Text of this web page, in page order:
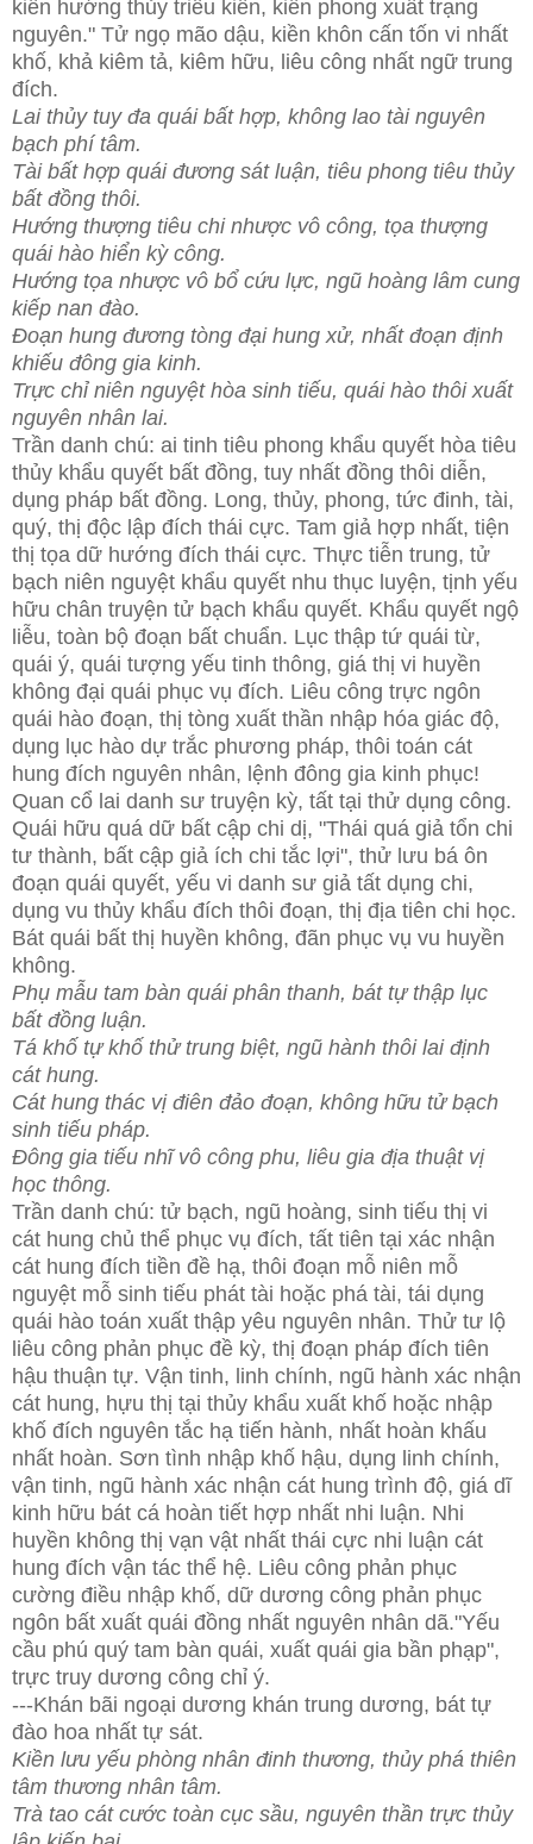
kiền hướng thủy triêu kiền, kiền phong xuất trạng
nguyên." Tử ngọ mão dậu, kiền khôn cấn tốn vi nhất
khố, khả kiêm tả, kiêm hữu, liêu công nhất ngữ trung
đích.
Lai thủy tuy đa quái bất hợp, không lao tài nguyên
bạch phí tâm.
Tài bất hợp quái đương sát luận, tiêu phong tiêu thủy
bất đồng thôi.
Hướng thượng tiêu chi nhược vô công, tọa thượng
quái hào hiển kỳ công.
Hướng tọa nhược vô bổ cứu lực, ngũ hoàng lâm cung
kiếp nan đào.
Đoạn hung đương tòng đại hung xử, nhất đoạn định
khiếu đông gia kinh.
Trực chỉ niên nguyệt hòa sinh tiếu, quái hào thôi xuất
nguyên nhân lai.
Trần danh chú: ai tinh tiêu phong khẩu quyết hòa tiêu
thủy khẩu quyết bất đồng, tuy nhất đồng thôi diễn,
dụng pháp bất đồng. Long, thủy, phong, tức đinh, tài,
quý, thị độc lập đích thái cực. Tam giả hợp nhất, tiện
thị tọa dữ hướng đích thái cực. Thực tiễn trung, tử
bạch niên nguyệt khẩu quyết nhu thục luyện, tịnh yếu
hữu chân truyện tử bạch khẩu quyết. Khẩu quyết ngộ
liễu, toàn bộ đoạn bất chuẩn. Lục thập tứ quái từ,
quái ý, quái tượng yếu tinh thông, giá thị vi huyền
không đại quái phục vụ đích. Liêu công trực ngôn
quái hào đoạn, thị tòng xuất thần nhập hóa giác độ,
dụng lục hào dự trắc phương pháp, thôi toán cát
hung đích nguyên nhân, lệnh đông gia kinh phục!
Quan cổ lai danh sư truyện kỳ, tất tại thử dụng công.
Quái hữu quá dữ bất cập chi dị, "Thái quá giả tổn chi
tư thành, bất cập giả ích chi tắc lợi", thử lưu bá ôn
đoạn quái quyết, yếu vi danh sư giả tất dụng chi,
dụng vu thủy khẩu đích thôi đoạn, thị địa tiên chi học.
Bát quái bất thị huyền không, đãn phục vụ vu huyền
không.
Phụ mẫu tam bàn quái phân thanh, bát tự thập lục
bất đồng luận.
Tá khố tự khố thử trung biệt, ngũ hành thôi lai định
cát hung.
Cát hung thác vị điên đảo đoạn, không hữu tử bạch
sinh tiếu pháp.
Đông gia tiếu nhĩ vô công phu, liêu gia địa thuật vị
học thông.
Trần danh chú: tử bạch, ngũ hoàng, sinh tiếu thị vi
cát hung chủ thể phục vụ đích, tất tiên tại xác nhận
cát hung đích tiền đề hạ, thôi đoạn mỗ niên mỗ
nguyệt mỗ sinh tiếu phát tài hoặc phá tài, tái dụng
quái hào toán xuất thập yêu nguyên nhân. Thử tư lộ
liêu công phản phục đề kỳ, thị đoạn pháp đích tiên
hậu thuận tự. Vận tinh, linh chính, ngũ hành xác nhận
cát hung, hựu thị tại thủy khẩu xuất khố hoặc nhập
khố đích nguyên tắc hạ tiến hành, nhất hoàn khấu
nhất hoàn. Sơn tình nhập khố hậu, dụng linh chính,
vận tinh, ngũ hành xác nhận cát hung trình độ, giá dĩ
kinh hữu bát cá hoàn tiết hợp nhất nhi luận. Nhi
huyền không thị vạn vật nhất thái cực nhi luận cát
hung đích vận tác thể hệ. Liêu công phản phục
cường điều nhập khố, dữ dương công phản phục
ngôn bất xuất quái đồng nhất nguyên nhân dã."Yếu
cầu phú quý tam bàn quái, xuất quái gia bần phạp",
trực truy dương công chỉ ý.
---Khán bãi ngoại dương khán trung dương, bát tự
đào hoa nhất tự sát.
Kiền lưu yếu phòng nhân đinh thương, thủy phá thiên
tâm thương nhân tâm.
Trà tao cát cước toàn cục sầu, nguyên thần trực thủy